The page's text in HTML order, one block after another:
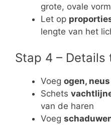
grote, ovale vorm
Let op
lengte van het
Stap 4 – Details
Voeg ogen,
Schets
van de haren
Voeg